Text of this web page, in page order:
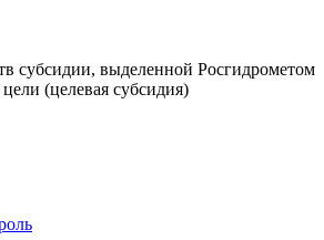
субсидии, выделенной Росгидрометом
(целевая субсидия)